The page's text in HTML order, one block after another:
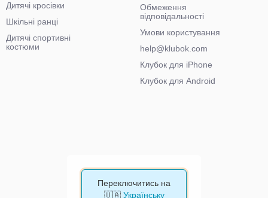
Дитячі кросівки
Шкільні ранці
Дитячі спортивні
костюми
Обмеження
відповідальності
Умови користування
help@klubok.com
Клубок для iPhone
Клубок для Android
Переключитись на
🇺🇦 Українську